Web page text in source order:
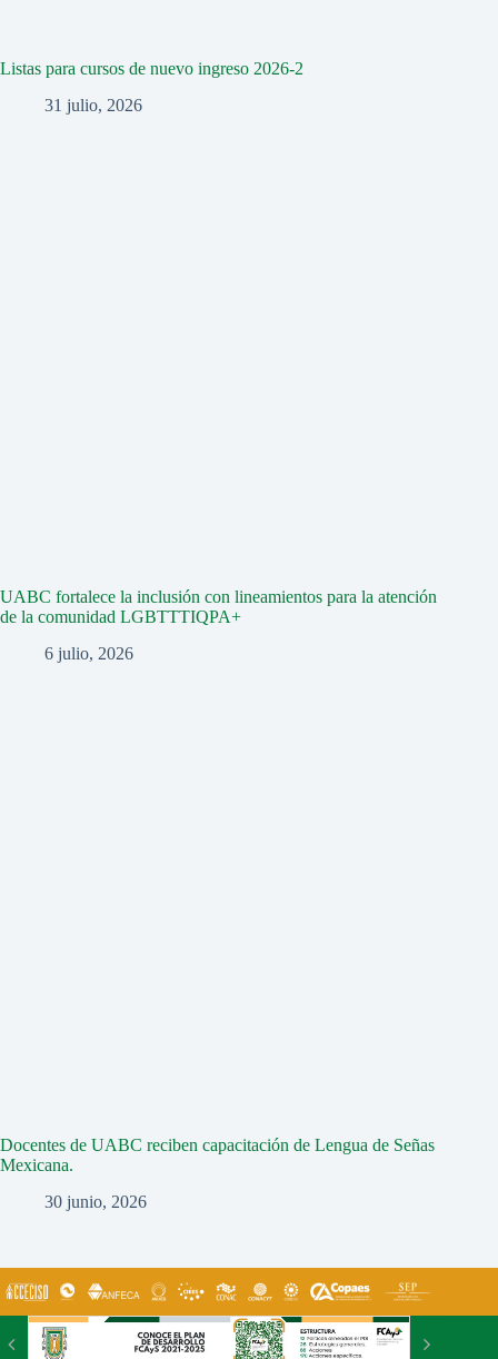
Listas para cursos de nuevo ingreso 2026-2
31 julio, 2026
UABC fortalece la inclusión con lineamientos para la atención
de la comunidad LGBTTTIQPA+
6 julio, 2026
Docentes de UABC reciben capacitación de Lengua de Señas
Mexicana.
30 junio, 2026